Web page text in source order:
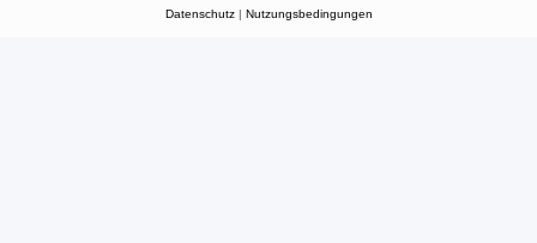
Datenschutz| Nutzungsbedingungen